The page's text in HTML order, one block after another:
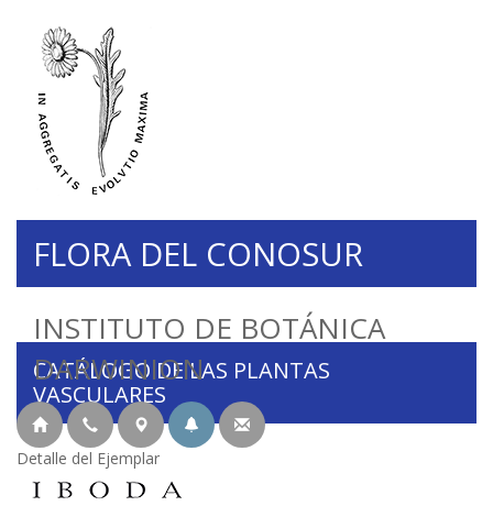
INSTITUTO DE BOTÁNICA
DARWINION
FLORA DEL CONOSUR
CATÁLOGO DE LAS PLANTAS
VASCULARES
Detalle del Ejemplar